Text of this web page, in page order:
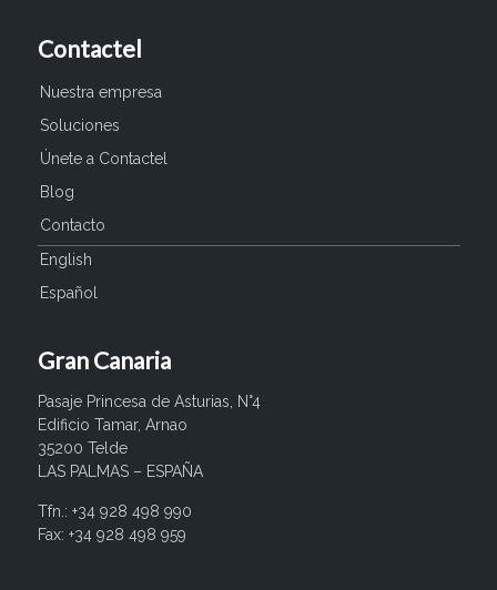
Contactel
Nuestra empresa
Soluciones
Únete a Contactel
Blog
Contacto
English
Español
Gran Canaria
Pasaje Princesa de Asturias, N°4
Edificio Tamar, Arnao
35200 Telde
LAS PALMAS – ESPAÑA
Tfn.: +34 928 498 990
Fax: +34 928 498 959